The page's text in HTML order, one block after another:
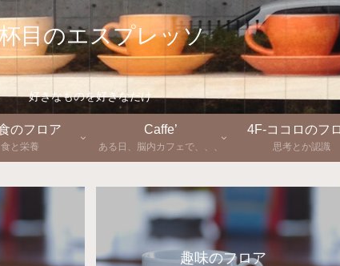
目のエスプレッソ
好きなものを好きなだけ
のフロア
食と栄養
Caffe’
ある日、脳内カフェで、、、
4F-ココロのフ
思考とか認識
趣味のフロア